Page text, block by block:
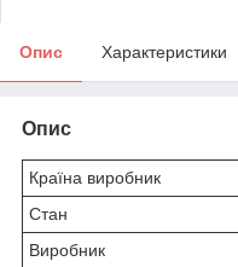
Опис Характеристики
Опис
Країна виробник
Стан
Виробник